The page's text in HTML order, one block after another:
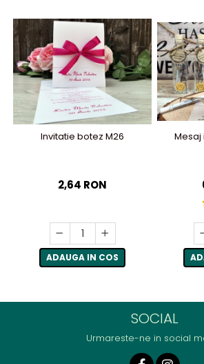
Invitatie botez M26
2,64 RON
ADAUGA IN COS
Mesaj
SOCIAL
Urmareste-ne in social